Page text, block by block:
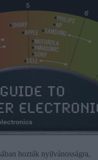
hozták nyilvánosságra,